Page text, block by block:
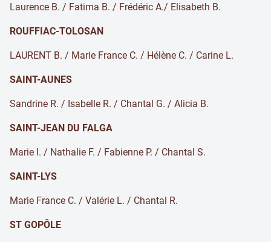
Laurence B. / Fatima B. / Frédéric A./ Elisabeth B.
ROUFFIAC-TOLOSAN
LAURENT B. / Marie France C. / Hélène C. / Carine L.
SAINT-AUNES
Sandrine R. / Isabelle R. / Chantal G. / Alicia B.
SAINT-JEAN DU FALGA
Marie I. / Nathalie F. / Fabienne P. / Chantal S.
SAINT-LYS
Marie France C. / Valérie L. / Chantal R.
ST GOPÔLE